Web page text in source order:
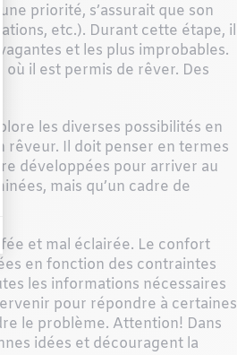
priorité, s’assurait que son
etc.). Durant cette étape, il
et les plus improbables.
il est permis de rêver. Des
les diverses possibilités en
rêveur. Il doit penser en termes
développées pour arriver au
mais qu’un cadre de
et mal éclairée. Le confort
en fonction des contraintes
les informations nécessaires
pour répondre à certaines
le problème. Attention! Dans
idées et découragent la